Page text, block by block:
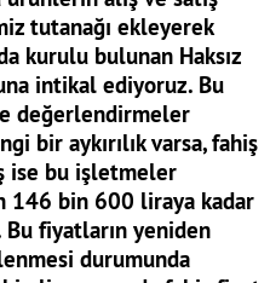
tutanağı ekleyerek
kurulu bulunan Haksız
intikal ediyoruz. Bu
değerlendirmeler
bir aykırılık varsa, fahiş
ise bu işletmeler
146 bin 600 liraya kadar
fiyatların yeniden
durumunda